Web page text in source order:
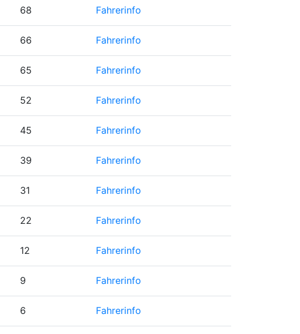
68 Fahrerinfo
66 Fahrerinfo
65 Fahrerinfo
52 Fahrerinfo
45 Fahrerinfo
39 Fahrerinfo
31 Fahrerinfo
22 Fahrerinfo
12 Fahrerinfo
9 Fahrerinfo
6 Fahrerinfo